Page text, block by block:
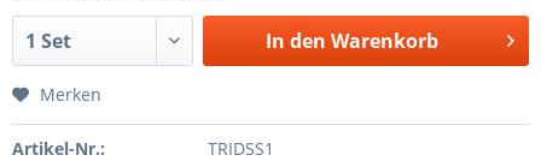
In den Warenkorb
Merken
Artikel-Nr.: TRIDSS1